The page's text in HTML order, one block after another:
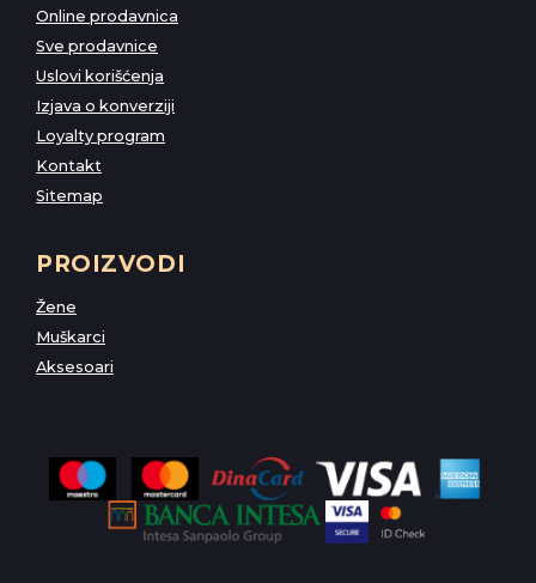
Online prodavnica
Sve prodavnice
Uslovi korišćenja
Izjava o konverziji
Loyalty program
Kontakt
Sitemap
PROIZVODI
Žene
Muškarci
Aksesoari